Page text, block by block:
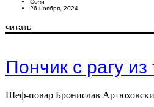
26 ноября, 2024
читать
Пончик с рагу
Шеф-повар Бронислав